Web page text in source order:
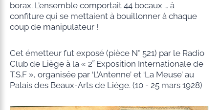
borax. L’ensemble comportait 44 bocaux … à
confiture qui se mettaient à bouillonner à chaque
coup de manipulateur !
Cet émetteur fut exposé (pièce N° 521) par le Radio
Club de Liège à la « 2ᵉ Exposition Internationale de
T.S.F », organisée par ‘L’Antenne’ et ‘La Meuse’ au
Palais des Beaux-Arts de Liège. (10 - 25 mars 1928)